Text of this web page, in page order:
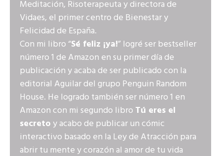
Meditación, Risoterapeuta y directora de
Vidaes, el primer centro de Bienestar y
Felicidad de España.
Con mi libro “Sé feliz ¡ya!” logré ser bestseller
número 1 de Amazon en su primer día de
publicación y acaba de ser publicado con la
editorial Aguilar del grupo Penguin Random
House. He logrado también ser número 1 en
Amazon con mi segundo libro Tú eres el
secreto y acabo de publicar un cómic
interactivo basado en la Ley de Atracción para
abrir tu mente y corazón al amor de tu vida